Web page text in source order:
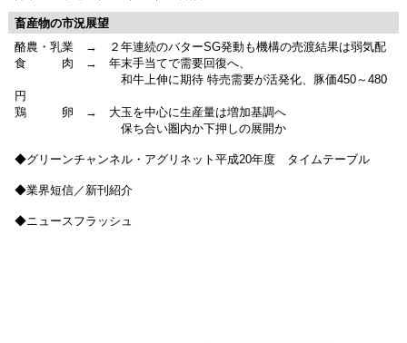
畜産物の市況展望
酪農・乳業 → ２年連続のバターSG発動も機構の売渡結果は弱気配
食 肉 → 年末手当てで需要回復へ、
和牛上伸に期待 特売需要が活発化、豚価450～480
円
鶏 卵 → 大玉を中心に生産量は増加基調へ
保ち合い圏内か下押しの展開か
◆グリーンチャンネル・アグリネット平成20年度 タイムテーブル
◆業界短信／新刊紹介
◆ニュースフラッシュ